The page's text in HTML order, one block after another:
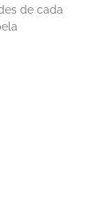
de cada